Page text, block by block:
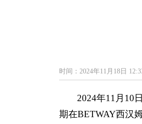
时间：2024年11月18日
2024年11月10
期在BETWAY西汉